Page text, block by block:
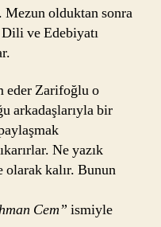
Mezun olduktan sonra
ve Edebiyatı
eder Zarifoğlu o
arkadaşlarıyla bir
Ne yazık
olarak kalır. Bunun
Cem” ismiyle